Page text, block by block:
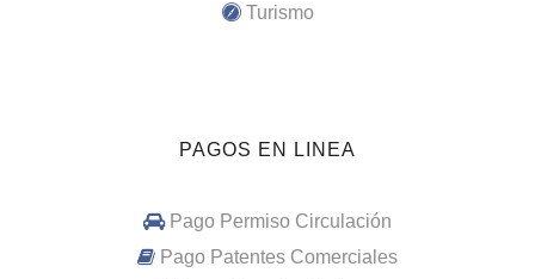
Turismo
PAGOS EN LINEA
Pago Permiso Circulación
Pago Patentes Comerciales